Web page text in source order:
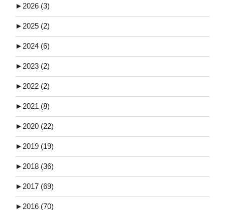
► 2026 (3)
► 2025 (2)
► 2024 (6)
► 2023 (2)
► 2022 (2)
► 2021 (8)
► 2020 (22)
► 2019 (19)
► 2018 (36)
► 2017 (69)
► 2016 (70)